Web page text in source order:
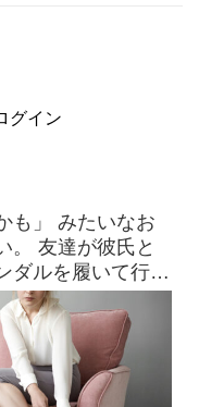
グイン
も」 みたいなお
と
ダルを履いて行っ